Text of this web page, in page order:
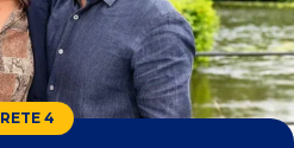
RETE 4